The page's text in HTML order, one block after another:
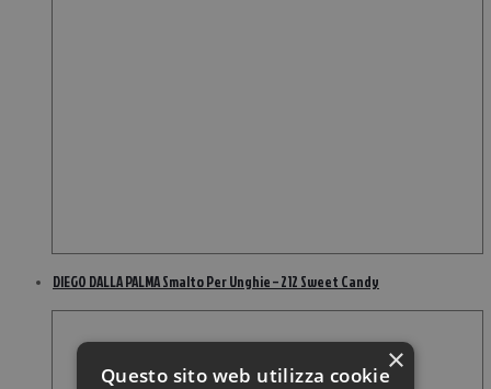
DIEGO DALLA PALMA Smalto Per Unghie – 212 Sweet Candy
×
Questo sito web utilizza cookie